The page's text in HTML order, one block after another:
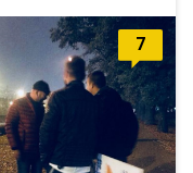
7